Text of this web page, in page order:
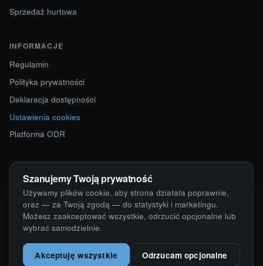
Sprzedaż hurtowa
INFORMACJE
Regulamin
Polityka prywatności
Deklaracja dostępności
Ustawienia cookies
Platforma ODR
KONTAKT
ul. Starokościelna 12
63-750 Sulmierzyce
792 171 171 · 791 110 055
alumy@alugum.pl
Szanujemy Twoją prywatność
Używamy plików cookie, aby strona działała poprawnie,
oraz — za Twoją zgodą — do statystyki i marketingu.
Możesz zaakceptować wszystkie, odrzucić opcjonalne lub
wybrać samodzielnie.
Akceptuję wszystkie Odrzucam opcjonalne